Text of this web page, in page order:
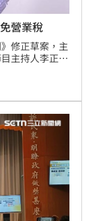
營業稅
修正草案，主
主持人李正
地院8日判決
惠等，民進黨
促進經濟觀